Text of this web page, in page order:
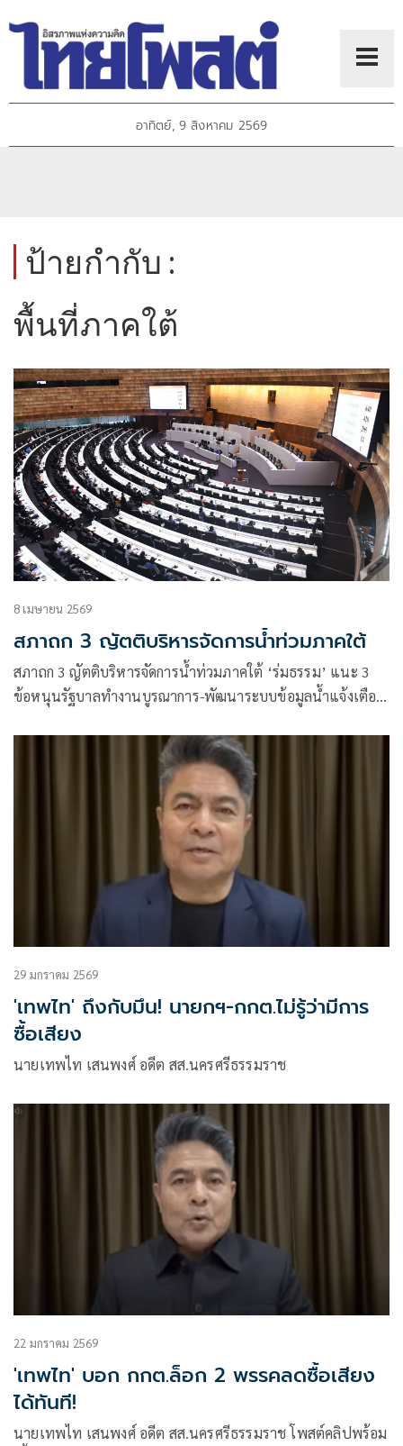
อาทิตย์, 9 สิงหาคม 2569
ป้ายกำกับ :
พื้นที่ภาคใต้
8 เมษายน 2569
สภาถก 3 ญัตติบริหารจัดการน้ำท่วมภาคใต้
สภาถก 3 ญัตติบริหารจัดการน้ำท่วมภาคใต้ ‘ร่มธรรม’ แนะ 3
ข้อหนุนรัฐบาลทำงานบูรณาการ-พัฒนาระบบข้อมูลน้ำแจ้งเตือน
29 มกราคม 2569
'เทพไท' ถึงกับมึน! นายกฯ-กกต.ไม่รู้ว่ามีการ
ซื้อเสียง
นายเทพไท เสนพงศ์ อดีต สส.นครศรีธรรมราช
22 มกราคม 2569
'เทพไท' บอก กกต.ล็อก 2 พรรคลดซื้อเสียง
ได้ทันที!
นายเทพไท เสนพงศ์ อดีต สส.นครศรีธรรมราช โพสต์คลิปพร้อม